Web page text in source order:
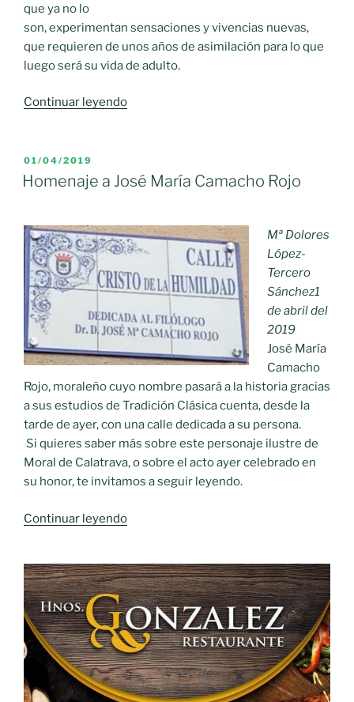
que ya no lo
son, experimentan sensaciones y vivencias nuevas,
que requieren de unos años de asimilación para lo que
luego será su vida de adulto.
Continuar leyendo«EN
INOLVIDABLE
JIMÉNEZ»
PUBLICADO
EL
01/04/2019
Homenaje a José María Camacho Rojo
Mª Dolores
López-
Tercero
Sánchez1
de abril del
2019
José María
Camacho
Rojo, moraleño cuyo nombre pasará a la historia gracias
a sus estudios de Tradición Clásica cuenta, desde la
tarde de ayer, con una calle dedicada a su persona.
Si quieres saber más sobre este personaje ilustre de
Moral de Calatrava, o sobre el acto ayer celebrado en
su honor, te invitamos a seguir leyendo.
Continuar leyendo«Homenaje
María
Camacho
Rojo»